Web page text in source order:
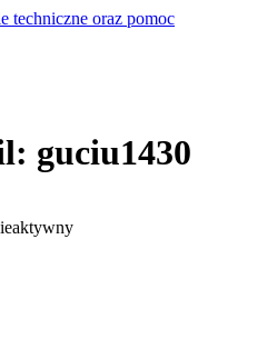
guciu1430